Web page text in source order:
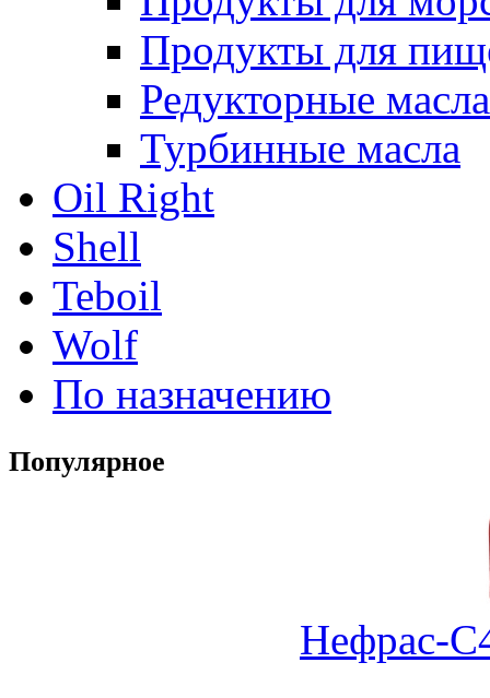
Продукты для
Редукторные масла
Турбинные масла
Oil Right
Shell
Teboil
Wolf
По назначению
Популярное
Нефрас-